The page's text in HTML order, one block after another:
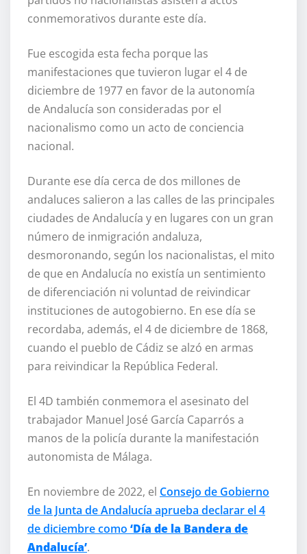
conmemorativos durante este día.
Fue escogida esta fecha porque las
manifestaciones que tuvieron lugar el 4 de
diciembre de 1977 en favor de la autonomía
de Andalucía son consideradas por el
nacionalismo como un acto de conciencia
nacional.
Durante ese día cerca de dos millones de
andaluces salieron a las calles de las principales
ciudades de Andalucía y en lugares con un gran
número de inmigración andaluza,
desmoronando, según los nacionalistas, el mito
de que en Andalucía no existía un sentimiento
de diferenciación ni voluntad de reivindicar
instituciones de autogobierno. En ese día se
recordaba, además, el 4 de diciembre de 1868,
cuando el pueblo de Cádiz se alzó en armas
para reivindicar la República Federal.
El 4D también conmemora el asesinato del
trabajador Manuel José García Caparrós a
manos de la policía durante la manifestación
autonomista de Málaga.
En noviembre de 2022, el Consejo de Gobierno
de la Junta de Andalucía aprueba declarar el 4
de diciembre como ‘Día de la Bandera de
Andalucía’.